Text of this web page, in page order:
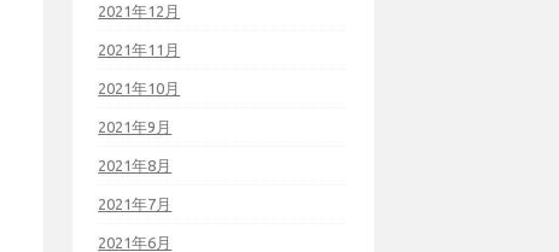
2021年12月
2021年11月
2021年10月
2021年9月
2021年8月
2021年7月
2021年6月